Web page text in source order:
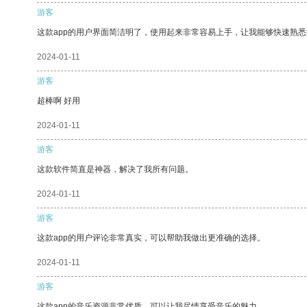
游客
这款app的用户界面简洁明了，使用起来非常容易上手，让我能够快速熟
2024-01-11
游客
超棒啊 好用
2024-01-11
游客
这款软件简直是神器，解决了我所有问题。
2024-01-11
游客
这款app的用户评论非常真实，可以帮助我做出更准确的选择。
2024-01-11
游客